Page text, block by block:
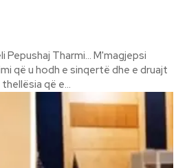
M'magjepsi
që u hodh e sinqertë dhe e druajt
që e...